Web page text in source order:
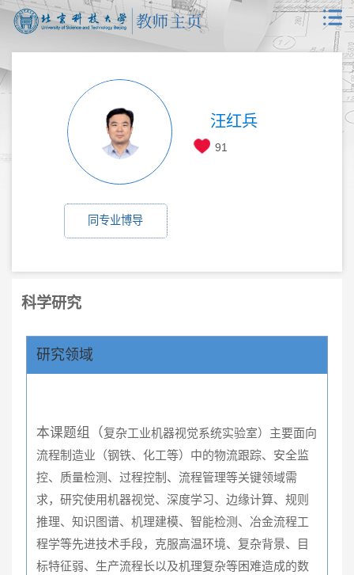
汪红兵
91
同专业博导
科学研究
研究领域
本课题组（复杂工业机器视觉系统实验室）主要面向
流程制造业（钢铁、化工等）中的物流跟踪、安全监
控、质量检测、过程控制、流程管理等关键领域需
求，研究使用机器视觉、深度学习、边缘计算、规则
推理、知识图谱、机理建模、智能检测、冶金流程工
程学等先进技术手段，克服高温环境、复杂背景、目
标特征弱、生产流程长以及机理复杂等困难造成的数